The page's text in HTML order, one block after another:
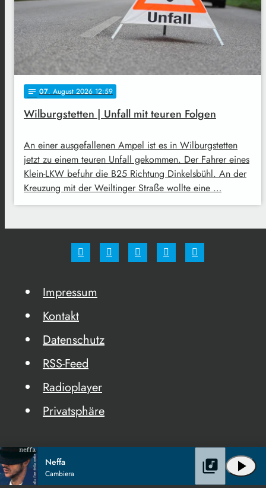
notes 07. August 2026 12:59
Wilburgstetten | Unfall mit teuren Folgen
An einer ausgefallenen Ampel ist es in Wilburgstetten
jetzt zu einem teuren Unfall gekommen. Der Fahrer eines
Klein-LKW befuhr die B25 Richtung Dinkelsbühl. An der
Kreuzung mit der Weiltinger Straße wollte eine …
Impressum
Kontakt
Datenschutz
RSS-Feed
Radioplayer
Privatsphäre
Neffa
Cambiera play_arrow
library_music